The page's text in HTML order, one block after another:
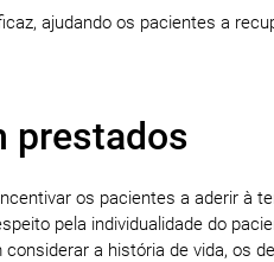
ajudando os pacientes a
prestados
os pacientes a aderir à
pela individualidade do
a história de vida, os